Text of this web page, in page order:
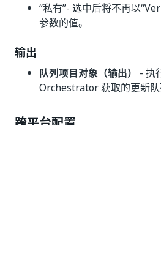
“私有”- 选中后将不再以
参数的值。
输出
队列项目对象（输出）
- 执
Orchestrator 获取的更新队
跨平台配置